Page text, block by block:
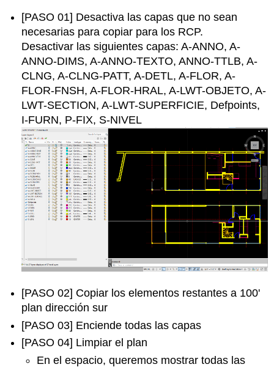
[PASO 01] Desactiva las capas que no sean
necesarias para copiar para los RCP.
Desactivar las siguientes capas: A-ANNO, A-
ANNO-DIMS, A-ANNO-TEXTO, ANNO-TTLB, A-
CLNG, A-CLNG-PATT, A-DETL, A-FLOR, A-
FLOR-FNSH, A-FLOR-HRAL, A-LWT-OBJETO, A-
LWT-SECTION, A-LWT-SUPERFICIE, Defpoints,
I-FURN, P-FIX, S-NIVEL
[PASO 02] Copiar los elementos restantes a 100'
plan dirección sur
[PASO 03] Enciende todas las capas
[PASO 04] Limpiar el plan
En el espacio, queremos mostrar todas las